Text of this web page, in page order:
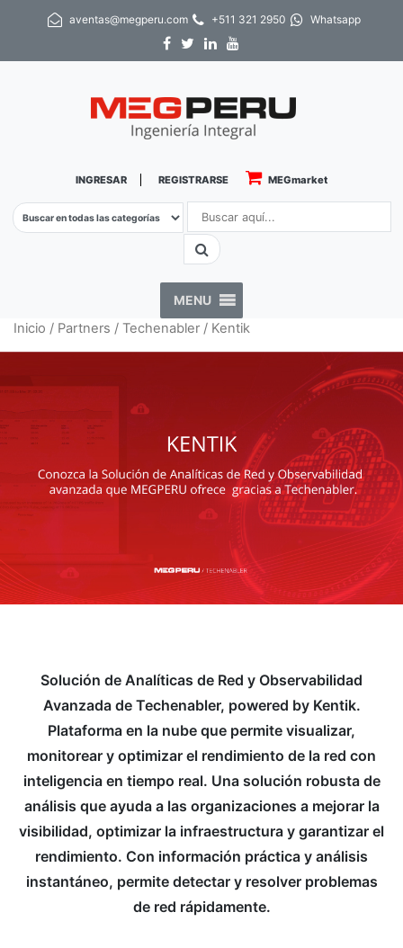
aventas@megperu.com +511 321 2950 Whatsapp
INGRESAR REGISTRARSE MEGmarket
MENU
Inicio / Partners / Techenabler / Kentik
Solución de Analíticas de Red y Observabilidad
Avanzada de Techenabler, powered by Kentik.
Plataforma en la nube que permite visualizar,
monitorear y optimizar el rendimiento de la red con
inteligencia en tiempo real. Una solución robusta de
análisis que ayuda a las organizaciones a mejorar la
visibilidad, optimizar la infraestructura y garantizar el
rendimiento. Con información práctica y análisis
instantáneo, permite detectar y resolver problemas
de red rápidamente.